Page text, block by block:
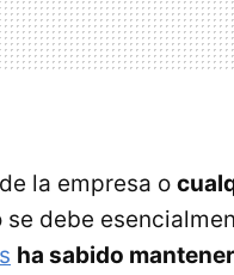
de la empresa o
se debe
ha sabido